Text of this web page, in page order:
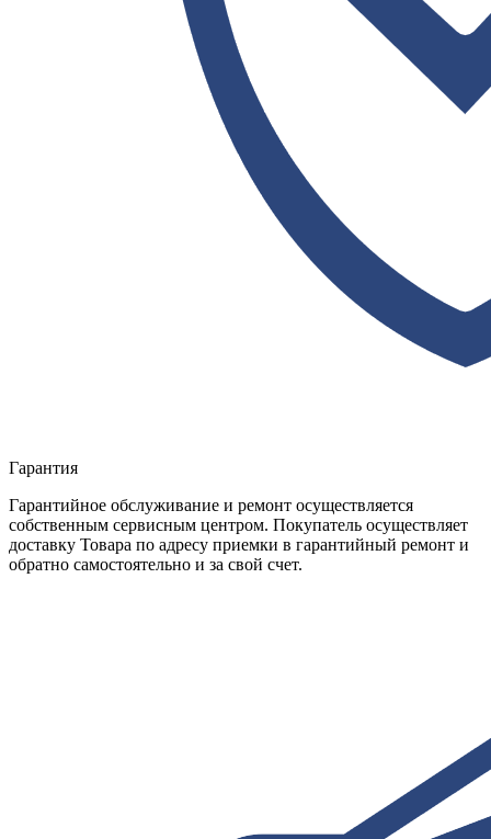
Гарантия
Гарантийное обслуживание и ремонт осуществляется
собственным сервисным центром. Покупатель осуществляет
доставку Товара по адресу приемки в гарантийный ремонт и
обратно самостоятельно и за свой счет.